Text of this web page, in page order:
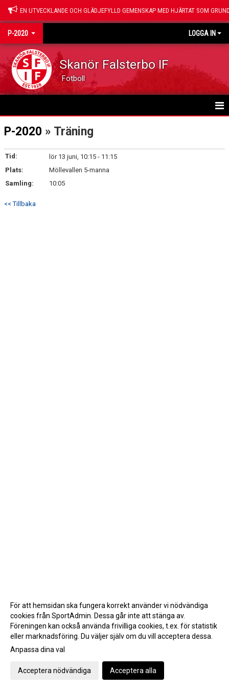
EN UTVECKLANDE OCH GLÄDJEFYLLD GEMENSKAP MED HJÄRTAT SOM
P-2020 LOGGA IN
Skanör Falsterbo IF
Fotboll
HEM
NYHETER
KALENDER
P-2020 » Träning
Tid:
lör 13 juni, 10:15 - 11:15
Plats:
Möllevallen 5-manna
Samling:
10:05
<< Tillbaka
Gå till Webbversion
För att hemsidan ska fungera korrekt använder vi nödvändiga
cookies från SportAdmin. Dessa går inte att stänga av.
Föreningen kan också använda frivilliga cookies, t.ex. för statistik
eller marknadsföring. Du väljer själv om du vill acceptera dessa.
Anpassa dina val
Acceptera nödvändiga Acceptera alla